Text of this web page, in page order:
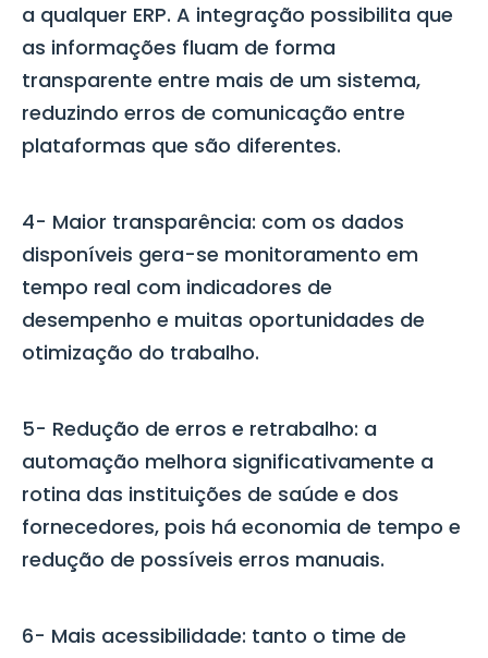
a qualquer ERP. A integração possibilita que
as informações fluam de forma
transparente entre mais de um sistema,
reduzindo erros de comunicação entre
plataformas que são diferentes.
4- Maior transparência: com os dados
disponíveis gera-se monitoramento em
tempo real com indicadores de
desempenho e muitas oportunidades de
otimização do trabalho.
5- Redução de erros e retrabalho: a
automação melhora significativamente a
rotina das instituições de saúde e dos
fornecedores, pois há economia de tempo e
redução de possíveis erros manuais.
6- Mais acessibilidade: tanto o time de